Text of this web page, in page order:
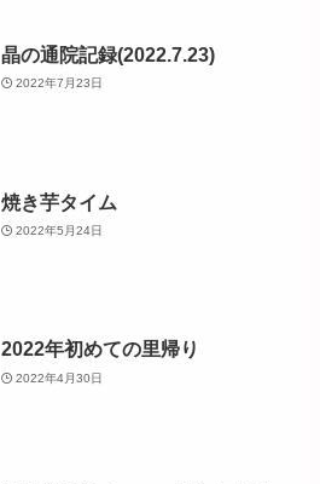
晶の通院記録(2022.7.23)
2022年7月23日
焼き芋タイム
2022年5月24日
2022年初めての里帰り
2022年4月30日